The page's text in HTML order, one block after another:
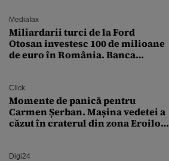
Mediafax
Miliardarii turci de la Ford
Otosan investesc 100 de milioane
de euro în România. Banca
Click
Momente de panică pentru
Carmen Șerban. Mașina vedetei a
căzut în craterul din zona Eroilor:
Digi24